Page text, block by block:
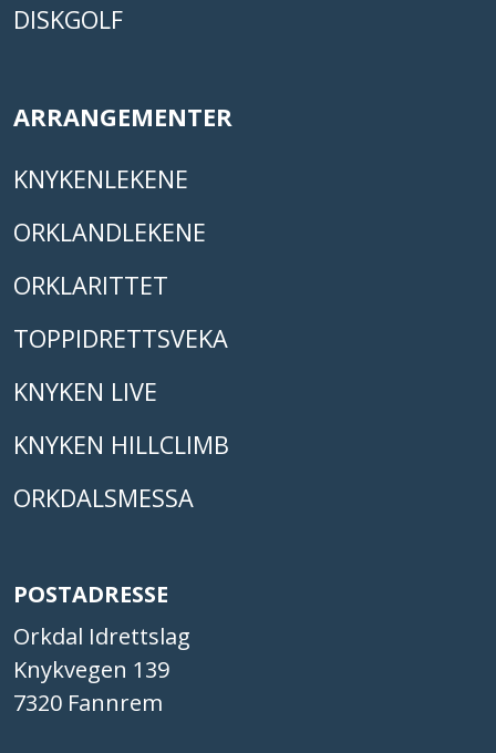
DISKGOLF
ARRANGEMENTER
KNYKENLEKENE
ORKLANDLEKENE
ORKLARITTET
TOPPIDRETTSVEKA
KNYKEN LIVE
KNYKEN HILLCLIMB
ORKDALSMESSA
POSTADRESSE
Orkdal Idrettslag
Knykvegen 139
7320 Fannrem